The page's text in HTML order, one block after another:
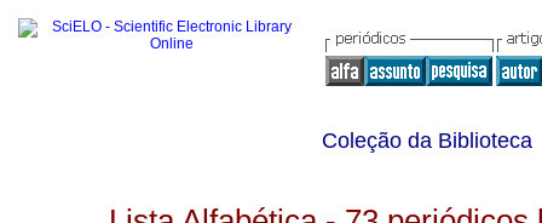
Coleção da Biblioteca